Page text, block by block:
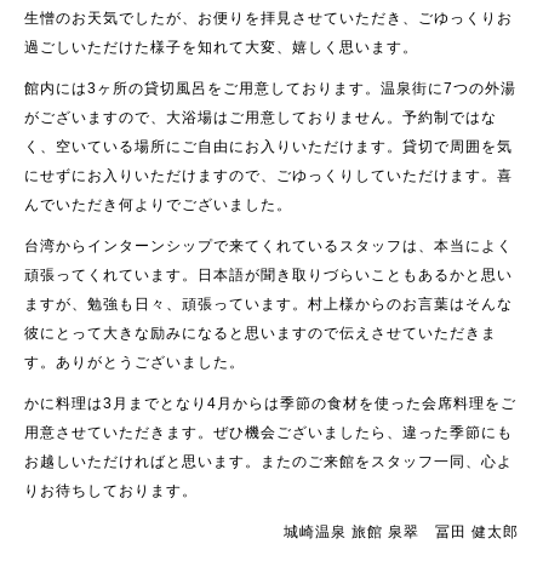
生憎のお天気でしたが、お便りを拝見させていただき、ごゆっくりお
過ごしいただけた様子を知れて大変、嬉しく思います。
館内には3ヶ所の貸切風呂をご用意しております。温泉街に7つの外湯
がございますので、大浴場はご用意しておりません。予約制ではな
く、空いている場所にご自由にお入りいただけます。貸切で周囲を気
にせずにお入りいただけますので、ごゆっくりしていただけます。喜
んでいただき何よりでございました。
台湾からインターンシップで来てくれているスタッフは、本当によく
頑張ってくれています。日本語が聞き取りづらいこともあるかと思い
ますが、勉強も日々、頑張っています。村上様からのお言葉はそんな
彼にとって大きな励みになると思いますので伝えさせていただきま
す。ありがとうございました。
かに料理は3月までとなり4月からは季節の食材を使った会席料理をご
用意させていただきます。ぜひ機会ございましたら、違った季節にも
お越しいただければと思います。またのご来館をスタッフ一同、心よ
りお待ちしております。
城崎温泉 旅館 泉翠 冨田 健太郎